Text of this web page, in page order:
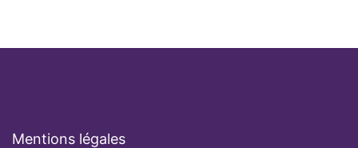
Mentions légales